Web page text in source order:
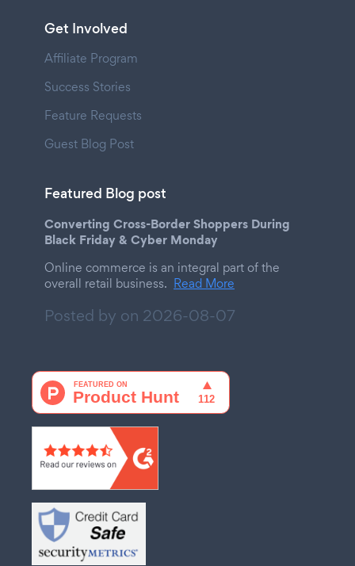
Get Involved
Affiliate Program
Success Stories
Feature Requests
Guest Blog Post
Featured Blog post
Converting Cross-Border Shoppers During
Black Friday & Cyber Monday
Online commerce is an integral part of the
overall retail business. Read More
Posted by on 2026-08-07